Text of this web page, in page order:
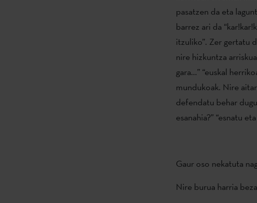
pasatzen da eta
barrez ari da
itzuliko”. Zer gertatu
nire hizkuntza
gara...” “euskal
mundukoak. Nire
defendatu behar
esanahia?” “esnatu
Gaur oso nekatuta
Nire burua harria